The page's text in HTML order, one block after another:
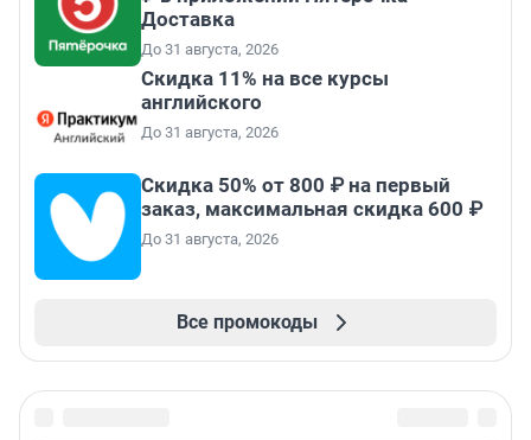
Доставка
До 31 августа, 2026
Скидка 11% на все курсы
английского
До 31 августа, 2026
Скидка 50% от 800 ₽ на первый
заказ, максимальная скидка 600 ₽
До 31 августа, 2026
Все промокоды